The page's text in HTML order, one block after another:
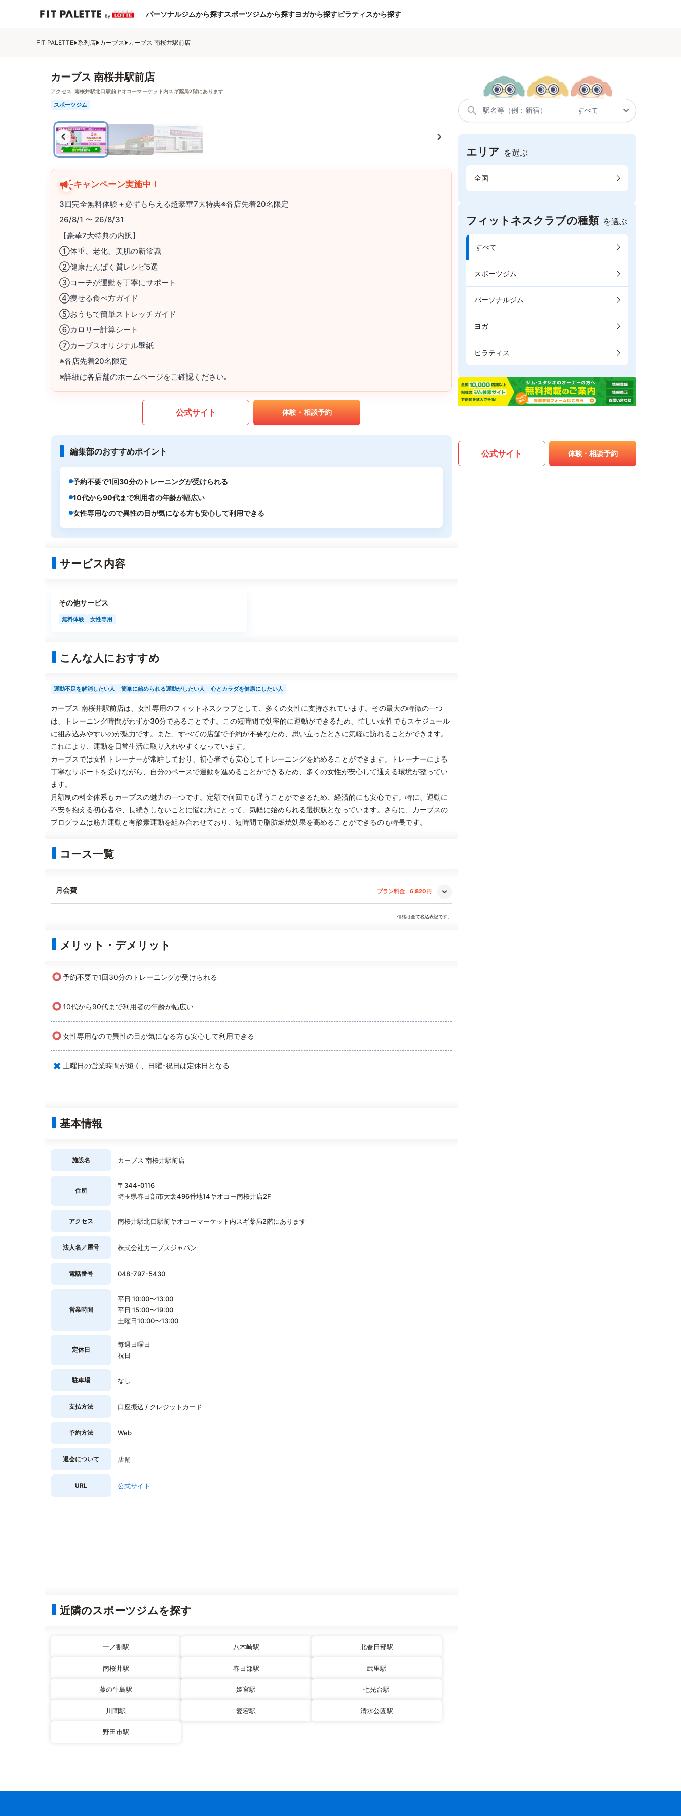
パーソナルジムから探すスポーツジムから探すヨガから探すピラティスから探す
FIT PALETTE 系列店 カーブス カーブス 南桜井駅前店
カーブス 南桜井駅前店
アクセス: 南桜井駅北口駅前ヤオコーマーケット内スギ薬局2階にあります
スポーツジム
キャンペーン実施中！
3回完全無料体験＋必ずもらえる超豪華7大特典※各店先着20名限定
26/8/1 〜 26/8/31
【豪華7大特典の内訳】
①体重、老化、美肌の新常識
②健康たんぱく質レシピ5選
③コーチが運動を丁寧にサポート
④痩せる食べ方ガイド
⑤おうちで簡単ストレッチガイド
⑥カロリー計算シート
⑦カーブスオリジナル壁紙
※各店先着20名限定
※詳細は各店舗のホームページをご確認ください｡
公式サイト 体験・相談予約
編集部のおすすめポイント
予約不要で1回30分のトレーニングが受けられる
10代から90代まで利用者の年齢が幅広い
女性専用なので異性の目が気になる方も安心して利用できる
サービス内容
その他サービス
無料体験 女性専用
こんな人におすすめ
運動不足を解消したい人 簡単に始められる運動がしたい人 心とカラダを健康にしたい人
カーブス 南桜井駅前店は、女性専用のフィットネスクラブとして、多くの女性に支持されています。その最大の特徴の一つ
は、トレーニング時間がわずか30分であることです。この短時間で効率的に運動ができるため、忙しい女性でもスケジュール
に組み込みやすいのが魅力です。また、すべての店舗で予約が不要なため、思い立ったときに気軽に訪れることができます。
これにより、運動を日常生活に取り入れやすくなっています。
カーブスでは女性トレーナーが常駐しており、初心者でも安心してトレーニングを始めることができます。トレーナーによる
丁寧なサポートを受けながら、自分のペースで運動を進めることができるため、多くの女性が安心して通える環境が整ってい
ます。
月額制の料金体系もカーブスの魅力の一つです。定額で何回でも通うことができるため、経済的にも安心です。特に、運動に
不安を抱える初心者や、長続きしないことに悩む方にとって、気軽に始められる選択肢となっています。さらに、カーブスの
プログラムは筋力運動と有酸素運動を組み合わせており、短時間で脂肪燃焼効果を高めることができるのも特長です。
コース一覧
月会費 プラン料金 6,820円
価格は全て税込表記です。
メリット・デメリット
○予約不要で1回30分のトレーニングが受けられる
○10代から90代まで利用者の年齢が幅広い
○女性専用なので異性の目が気になる方も安心して利用できる
× 土曜日の営業時間が短く、日曜･祝日は定休日となる
基本情報
施設名 カーブス 南桜井駅前店
住所
〒344-0116
埼玉県春日部市大衾496番地14ヤオコー南桜井店2F
アクセス 南桜井駅北口駅前ヤオコーマーケット内スギ薬局2階にあります
法人名／屋号 株式会社カーブスジャパン
電話番号 048-797-5430
営業時間
平日 10:00〜13:00
平日 15:00〜19:00
土曜日10:00〜13:00
定休日
毎週日曜日
祝日
駐車場 なし
支払方法 口座振込 / クレジットカード
予約方法 Web
退会について 店舗
URL 公式サイト
近隣のスポーツジムを探す
一ノ割駅 八木崎駅 北春日部駅
南桜井駅 春日部駅 武里駅
藤の牛島駅 姫宮駅 七光台駅
川間駅 愛宕駅 清水公園駅
野田市駅
エリア を選ぶ
全国
フィットネスクラブの種類 を選ぶ
すべて
スポーツジム
パーソナルジム
ヨガ
ピラティス
公式サイト 体験・相談予約